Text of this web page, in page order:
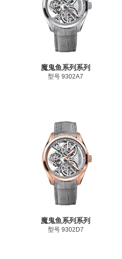
魔鬼鱼系列系列
型号 9302A7
魔鬼鱼系列系列
型号 9302D7